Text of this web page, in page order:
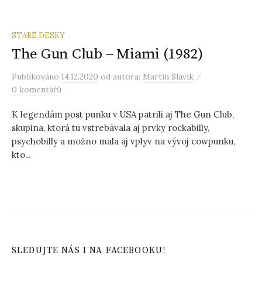
STARÉ DESKY
The Gun Club – Miami (1982)
Publikováno 14.12.2020 od autora: Martin Slávik /
0 komentářů
K legendám post punku v USA patrili aj The Gun Club,
skupina, ktorá tu vstrebávala aj prvky rockabilly,
psychobilly a možno mala aj vplyv na vývoj cowpunku,
kto...
SLEDUJTE NÁS I NA FACEBOOKU!